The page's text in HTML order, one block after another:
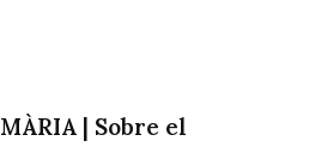
| Sobre el